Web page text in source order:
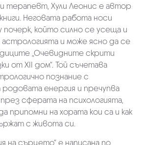
терапевт, Хули Леонис е автор
Неговата работа носи
почерк, който силно се усеща и
и може ясно да се
„Очевидните скрити
от XII дом“. Той съчетава
познание с
енергия и пречупва
сферата на психологията,
припомни на хората кои са и как
с живота си.
на сърцето“ е написана по